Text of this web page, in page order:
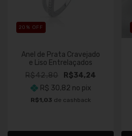
20 % OFF
Anel de Prata Cravejado
e Liso Entrelaçados
R$42,80
R$34,24
R$ 30,82 no pix
R$1,03 de cashback